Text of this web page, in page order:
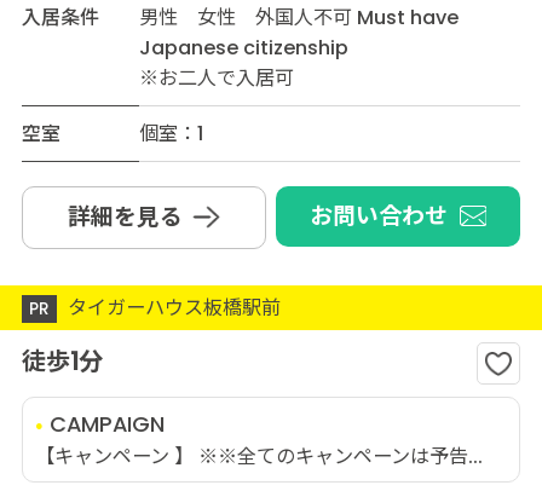
入居条件
男性 女性 外国人不可 Must have
Japanese citizenship
※お二人で入居可
空室
個室：1
詳細を見る お問い合わせ
PR タイガーハウス板橋駅前
徒歩1分
CAMPAIGN
【キャンペーン 】 ※※全てのキャンペーンは予告...